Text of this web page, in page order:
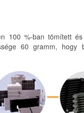
100 %-ban tömített
60 gramm,